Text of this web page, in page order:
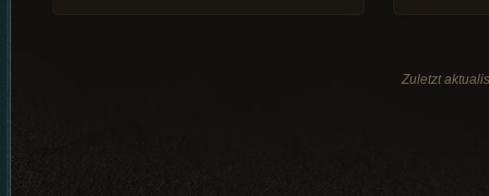
Zuletzt